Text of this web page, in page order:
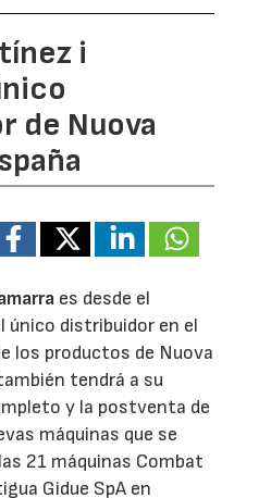
i
de Nuova
es desde el
único distribuidor en el
los productos de Nuova
tendrá a su
y la postventa de
máquinas que se
21 máquinas Combat
Gidue SpA en